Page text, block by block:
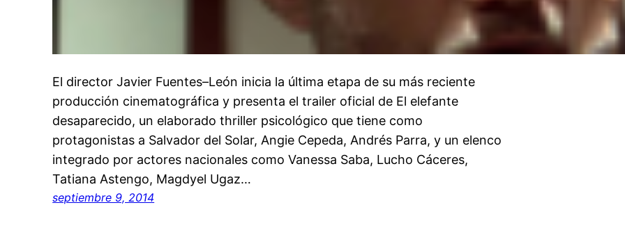
El director Javier Fuentes–León inicia la última etapa de su más reciente
producción cinematográfica y presenta el trailer oficial de El elefante
desaparecido, un elaborado thriller psicológico que tiene como
protagonistas a Salvador del Solar, Angie Cepeda, Andrés Parra, y un elenco
integrado por actores nacionales como Vanessa Saba, Lucho Cáceres,
Tatiana Astengo, Magdyel Ugaz…
septiembre 9, 2014